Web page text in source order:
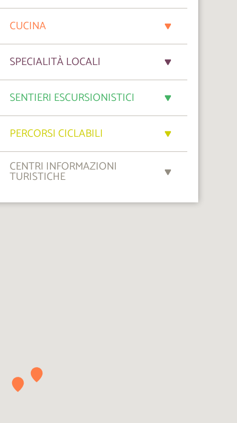
CUCINA
SPECIALITÀ LOCALI
SENTIERI ESCURSIONISTICI
PERCORSI CICLABILI
CENTRI INFORMAZIONI
TURISTICHE